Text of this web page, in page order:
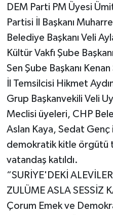
DEM Parti PM Üyesi
Partisi İl Başkanı
Belediye Başkanı Veli
Kültür Vakfı Şube
Sen Şube Başkanı
İl Temsilcisi Hikmet
Grup Başkanvekili Veli
Meclisi üyeleri, CHP
Aslan Kaya, Sedat
demokratik kitle örgütü
vatandaş katıldı.
“SURİYE'DEKİ
ZULÜME ASLA SESSİZ
Çorum Emek ve